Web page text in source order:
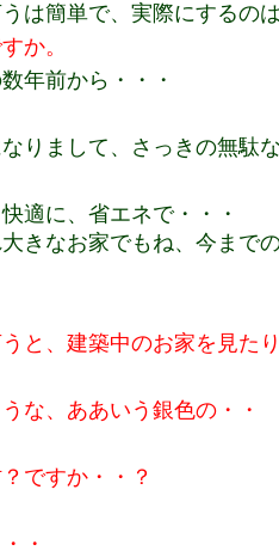
は簡単で、実際にするの
か。
年前から・・・
りまして、さっきの無駄
適に、省エネで・・・
きなお家でもね、今まで
と、建築中のお家を見た
な、ああいう銀色の・・
ですか・・？
・